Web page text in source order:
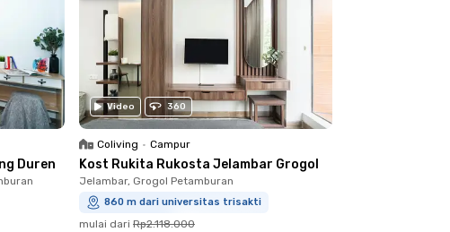
Duren
Video 360
Coliving • Campur
Kost Rukita Rukosta Jelambar Grogol
Jelambar, Grogol Petamburan
860 m dari universitas trisakti
mulai dari Rp2.118.000